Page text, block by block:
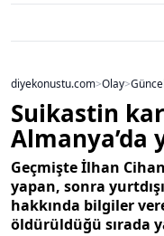
diyekonustu.com>Olay>Güncel
Suikastin
Almanya’da
Geçmişte İlhan
yapan, sonra
hakkında bilgiler
öldürüldüğü sırada